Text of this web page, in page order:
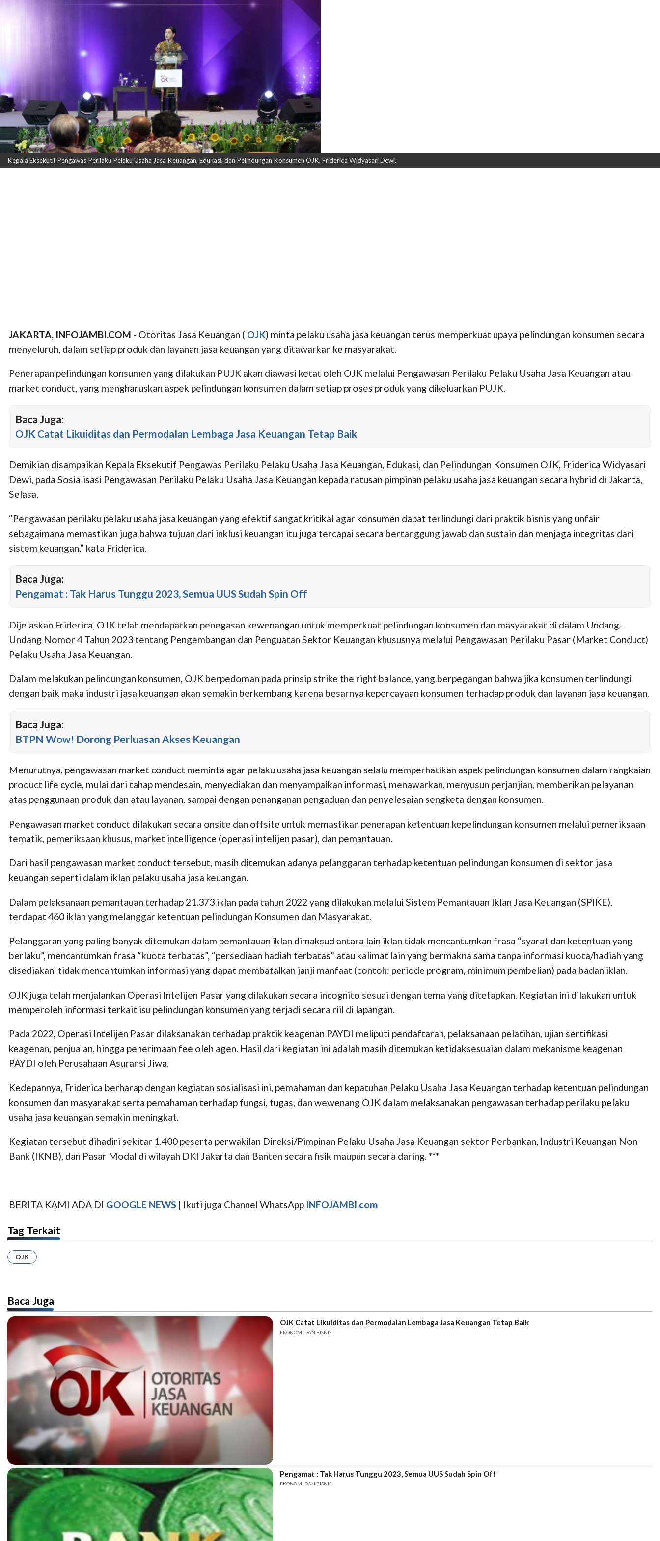
Kepala Eksekutif Pengawas Perilaku Pelaku Usaha Jasa Keuangan, Edukasi, dan Pelindungan Konsumen OJK, Friderica Widyasari Dewi.
JAKARTA, INFOJAMBI.COM - Otoritas Jasa Keuangan ( OJK) minta pelaku usaha jasa keuangan terus memperkuat upaya pelindungan konsumen secara
menyeluruh, dalam setiap produk dan layanan jasa keuangan yang ditawarkan ke masyarakat.
Penerapan pelindungan konsumen yang dilakukan PUJK akan diawasi ketat oleh OJK melalui Pengawasan Perilaku Pelaku Usaha Jasa Keuangan atau
market conduct, yang mengharuskan aspek pelindungan konsumen dalam setiap proses produk yang dikeluarkan PUJK.
Baca Juga:
OJK Catat Likuiditas dan Permodalan Lembaga Jasa Keuangan Tetap Baik
Demikian disampaikan Kepala Eksekutif Pengawas Perilaku Pelaku Usaha Jasa Keuangan, Edukasi, dan Pelindungan Konsumen OJK, Friderica Widyasari
Dewi, pada Sosialisasi Pengawasan Perilaku Pelaku Usaha Jasa Keuangan kepada ratusan pimpinan pelaku usaha jasa keuangan secara hybrid di Jakarta,
Selasa.
“Pengawasan perilaku pelaku usaha jasa keuangan yang efektif sangat kritikal agar konsumen dapat terlindungi dari praktik bisnis yang unfair
sebagaimana memastikan juga bahwa tujuan dari inklusi keuangan itu juga tercapai secara bertanggung jawab dan sustain dan menjaga integritas dari
sistem keuangan,” kata Friderica.
Baca Juga:
Pengamat : Tak Harus Tunggu 2023, Semua UUS Sudah Spin Off
Dijelaskan Friderica, OJK telah mendapatkan penegasan kewenangan untuk memperkuat pelindungan konsumen dan masyarakat di dalam Undang-
Undang Nomor 4 Tahun 2023 tentang Pengembangan dan Penguatan Sektor Keuangan khususnya melalui Pengawasan Perilaku Pasar (Market Conduct)
Pelaku Usaha Jasa Keuangan.
Dalam melakukan pelindungan konsumen, OJK berpedoman pada prinsip strike the right balance, yang berpegangan bahwa jika konsumen terlindungi
dengan baik maka industri jasa keuangan akan semakin berkembang karena besarnya kepercayaan konsumen terhadap produk dan layanan jasa keuangan.
Baca Juga:
BTPN Wow! Dorong Perluasan Akses Keuangan
Menurutnya, pengawasan market conduct meminta agar pelaku usaha jasa keuangan selalu memperhatikan aspek pelindungan konsumen dalam rangkaian
product life cycle, mulai dari tahap mendesain, menyediakan dan menyampaikan informasi, menawarkan, menyusun perjanjian, memberikan pelayanan
atas penggunaan produk dan atau layanan, sampai dengan penanganan pengaduan dan penyelesaian sengketa dengan konsumen.
Pengawasan market conduct dilakukan secara onsite dan offsite untuk memastikan penerapan ketentuan kepelindungan konsumen melalui pemeriksaan
tematik, pemeriksaan khusus, market intelligence (operasi intelijen pasar), dan pemantauan.
Dari hasil pengawasan market conduct tersebut, masih ditemukan adanya pelanggaran terhadap ketentuan pelindungan konsumen di sektor jasa
keuangan seperti dalam iklan pelaku usaha jasa keuangan.
Dalam pelaksanaan pemantauan terhadap 21.373 iklan pada tahun 2022 yang dilakukan melalui Sistem Pemantauan Iklan Jasa Keuangan (SPIKE),
terdapat 460 iklan yang melanggar ketentuan pelindungan Konsumen dan Masyarakat.
Pelanggaran yang paling banyak ditemukan dalam pemantauan iklan dimaksud antara lain iklan tidak mencantumkan frasa “syarat dan ketentuan yang
berlaku”, mencantumkan frasa “kuota terbatas”, “persediaan hadiah terbatas” atau kalimat lain yang bermakna sama tanpa informasi kuota/hadiah yang
disediakan, tidak mencantumkan informasi yang dapat membatalkan janji manfaat (contoh: periode program, minimum pembelian) pada badan iklan.
OJK juga telah menjalankan Operasi Intelijen Pasar yang dilakukan secara incognito sesuai dengan tema yang ditetapkan. Kegiatan ini dilakukan untuk
memperoleh informasi terkait isu pelindungan konsumen yang terjadi secara riil di lapangan.
Pada 2022, Operasi Intelijen Pasar dilaksanakan terhadap praktik keagenan PAYDI meliputi pendaftaran, pelaksanaan pelatihan, ujian sertifikasi
keagenan, penjualan, hingga penerimaan fee oleh agen. Hasil dari kegiatan ini adalah masih ditemukan ketidaksesuaian dalam mekanisme keagenan
PAYDI oleh Perusahaan Asuransi Jiwa.
Kedepannya, Friderica berharap dengan kegiatan sosialisasi ini, pemahaman dan kepatuhan Pelaku Usaha Jasa Keuangan terhadap ketentuan pelindungan
konsumen dan masyarakat serta pemahaman terhadap fungsi, tugas, dan wewenang OJK dalam melaksanakan pengawasan terhadap perilaku pelaku
usaha jasa keuangan semakin meningkat.
Kegiatan tersebut dihadiri sekitar 1.400 peserta perwakilan Direksi/Pimpinan Pelaku Usaha Jasa Keuangan sektor Perbankan, Industri Keuangan Non
Bank (IKNB), dan Pasar Modal di wilayah DKI Jakarta dan Banten secara fisik maupun secara daring. ***
BERITA KAMI ADA DI GOOGLE NEWS | Ikuti juga Channel WhatsApp INFOJAMBI.com
Tag Terkait
OJK
Baca Juga
OJK Catat Likuiditas dan Permodalan Lembaga Jasa Keuangan Tetap Baik
EKONOMI DAN BISNIS
Pengamat : Tak Harus Tunggu 2023, Semua UUS Sudah Spin Off
EKONOMI DAN BISNIS